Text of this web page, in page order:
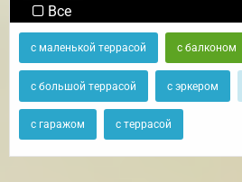
Все
с маленькой террасой с балконом
с большой террасой с эркером
с гаражом с террасой